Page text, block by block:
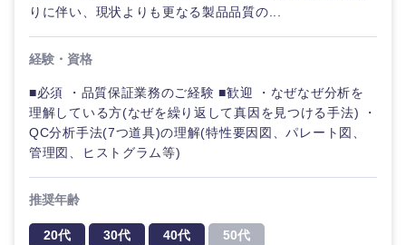
りに伴い、現状よりも更なる製品品質の...
経験・資格
■必須 ・品質保証業務のご経験 ■歓迎 ・なぜなぜ分析を
理解している方(なぜを繰り返して真因を見つける手法) ・
QC分析手法(7つ道具)の理解(特性要因図、パレート図、
管理図、ヒストグラム等)
推奨年齢
20代 30代 40代 50代